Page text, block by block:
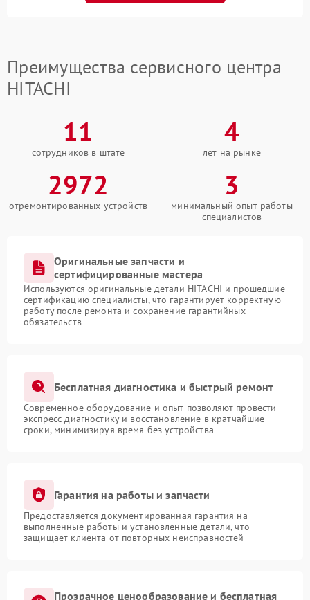
Преимущества сервисного центра
HITACHI
11
сотрудников в штате
4
лет на рынке
2972
отремонтированных устройств
3
минимальный опыт работы
специалистов
Оригинальные запчасти и
сертифицированные мастера
Используются оригинальные детали HITACHI и прошедшие
сертификацию специалисты, что гарантирует корректную
работу после ремонта и сохранение гарантийных
обязательств
Бесплатная диагностика и быстрый ремонт
Современное оборудование и опыт позволяют провести
экспресс-диагностику и восстановление в кратчайшие
сроки, минимизируя время без устройства
Гарантия на работы и запчасти
Предоставляется документированная гарантия на
выполненные работы и установленные детали, что
защищает клиента от повторных неисправностей
Прозрачное ценообразование и бесплатная